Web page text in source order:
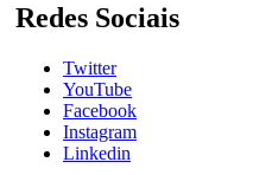
Redes Sociais
Twitter
YouTube
Facebook
Instagram
Linkedin